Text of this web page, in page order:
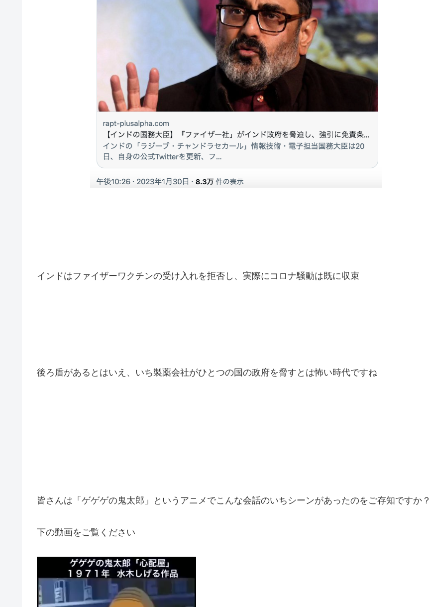
インドはファイザーワクチンの受け入れを拒否し、実際にコロナ騒動は既に収束
後ろ盾があるとはいえ、いち製薬会社がひとつの国の政府を脅すとは怖い時代ですね
皆さんは「ゲゲゲの鬼太郎」というアニメでこんな会話のいちシーンがあったのをご存知ですか？
下の動画をご覧ください
画
プ